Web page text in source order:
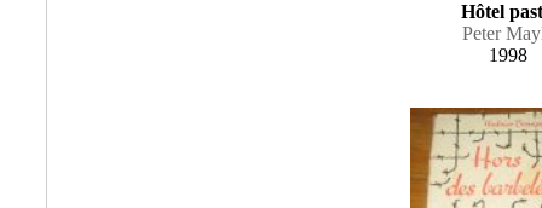
Hôtel
Peter
1998